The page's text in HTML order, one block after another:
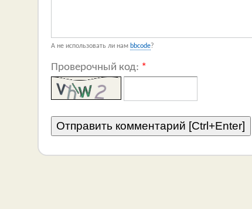
А не использовать ли нам bbcode?
Проверочный код: *